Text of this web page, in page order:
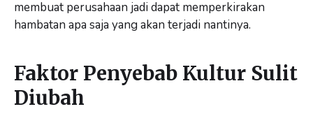
membuat perusahaan jadi dapat memperkirakan
hambatan apa saja yang akan terjadi nantinya.
Faktor Penyebab Kultur Sulit
Diubah